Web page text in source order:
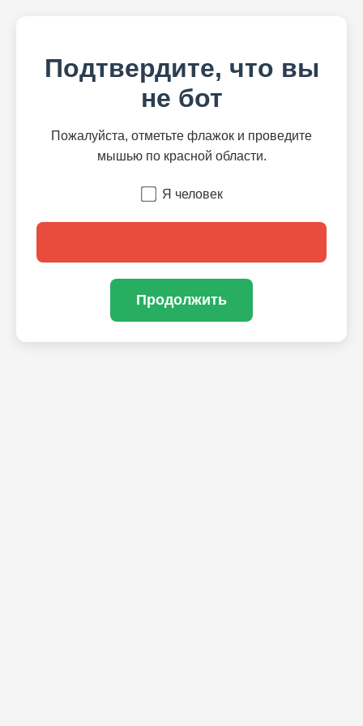
Подтвердите, что вы
не бот
Пожалуйста, отметьте флажок и проведите
мышью по красной области.
Я человек
Продолжить